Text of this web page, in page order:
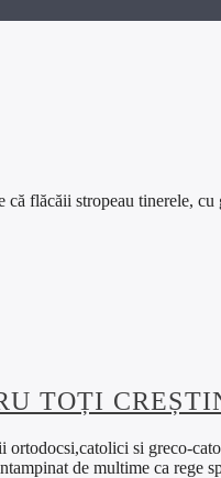
flăcăii stropeau tinerele, cu
TOȚI
si greco-
de multime ca